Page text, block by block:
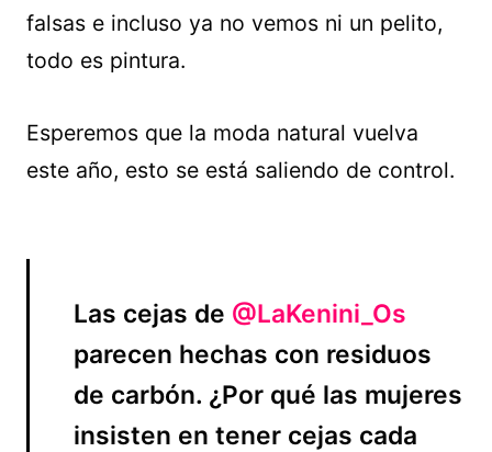
falsas e incluso ya no vemos ni un pelito,
todo es pintura.
Esperemos que la moda natural vuelva
este año, esto se está saliendo de control.
Las cejas de @LaKenini_Os
parecen hechas con residuos
de carbón. ¿Por qué las mujeres
insisten en tener cejas cada